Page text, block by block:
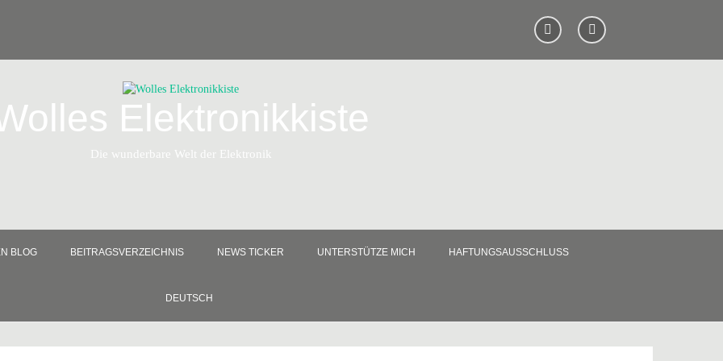
Elektronikkiste
Die wunderbare Welt der Elektronik
BLOG BEITRAGSVERZEICHNIS NEWS TICKER UNTERSTÜTZE MICH HAFTUNGSAUSSCHLUSS
DEUTSCH